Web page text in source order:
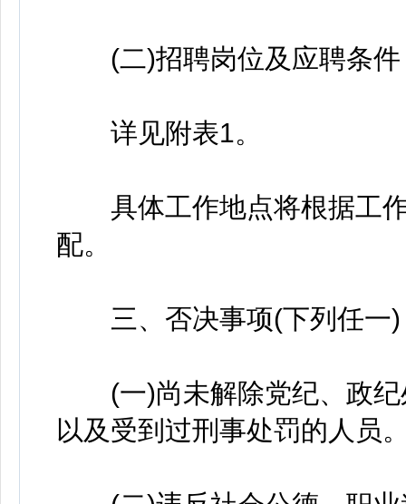
(二)招聘岗位及应聘条件
详见附表1。
具体工作地点将根据工作
配。
三、否决事项(下列任一)
(一)尚未解除党纪、政纪
以及受到过刑事处罚的人员